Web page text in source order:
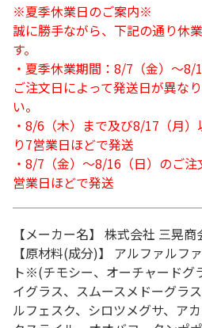
※夏季休業日のご案内※
誠に勝手ながら、下記の通り休
す。
・夏季休業期間：8/7（金）～8/
ご注文日によって発送日が異な
い。
・8/6（木）まで及び8/17（月
り7営業日ほどで発送
・8/7（金）～8/16（日）のご
営業日ほどで発送
【メーカー名】 株式会社 三晃商
【原材料(成分)】 アルファルフ
ト※(チモシー、オーチャードグ
イグラス、スムースメドーグラ
ルフェスク、シロツメグサ、ア